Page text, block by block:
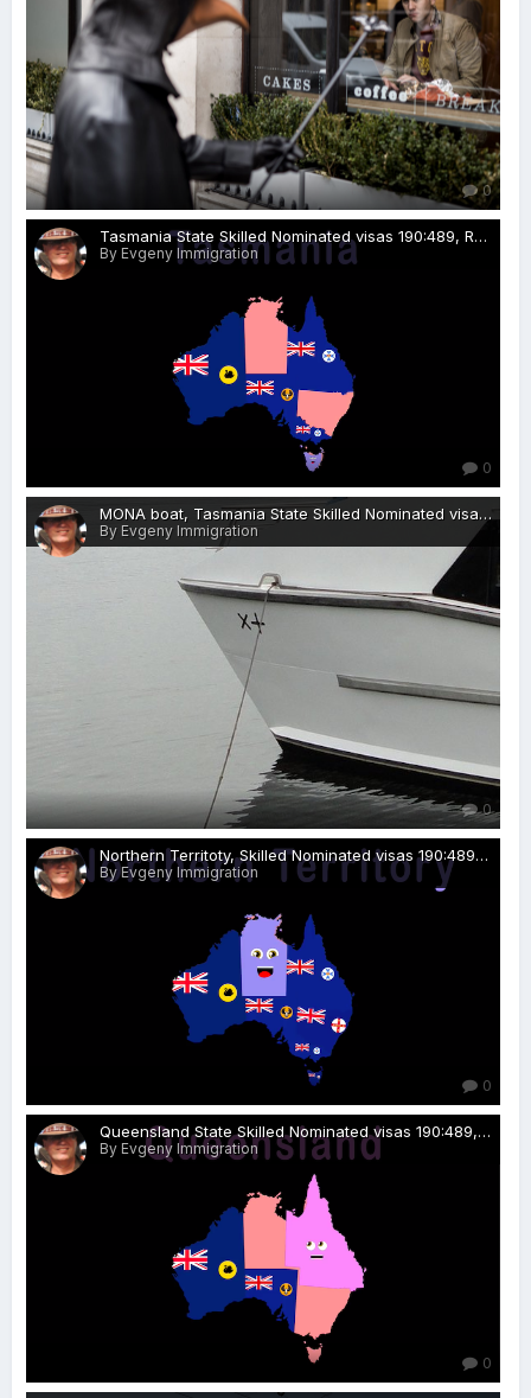
0
Tasmania State Skilled Nominated visas 190:489, Rospersonal, Evgeny Matveevich Mikhaylov, immigration agent, Hobart, Tasmanian devil, Australia.png
By Evgeny Immigration
0
MONA boat, Tasmania State Skilled Nominated visas 190:489, Rospersonal, Evgeny Matveevich Mikhaylov, immigration agent, Hobart, Australia, Tasmanian devil.jpg
By Evgeny Immigration
0
Northern Territoty, Skilled Nominated visas 190:489, Rospersonal, Evgeny Matveevich Mikhaylov, immigration agent, Australia.png
By Evgeny Immigration
0
Queensland State Skilled Nominated visas 190:489, Rospersonal, Evgeny Matveevich Mikhaylov, immigration agent, Australia.png
By Evgeny Immigration
0